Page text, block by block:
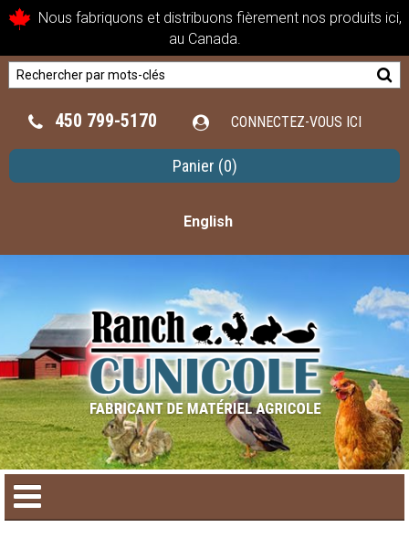
Nous fabriquons et distribuons fièrement nos produits ici,
au Canada.
450 799-5170 CONNECTEZ-VOUS ICI
Panier (0)
English